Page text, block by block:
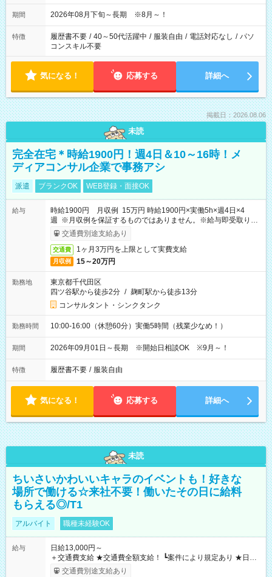
期間 2026年08月下旬～長期 ※8月～！
特徴 履歴書不要 / 40～50代活躍中 / 服装自由 / 電話対応なし / パソ
コンスキル不要
気になる！ 応募する 詳細へ
掲載日：2026.08.06
未読
完全在宅＊時給1900円！週4日＆10～16時！メ
ディアコンサル企業で事務アシ
派遣 ブランクOK WEB登録・面接OK
給与
時給1900円 月収例 15万円 時給1900円×実働5h×週4日×4
週 ※月収例を保証するものではありません。※給与即受取りサ
ービス利用可（利用条件有）
交通費別途支給あり
交通費 1ヶ月3万円を上限として実費支給
月収例 15～20万円
勤務地
東京都千代田区
四ツ谷駅から徒歩2分 / 麹町駅から徒歩13分
コンサルタント・シンクタンク
勤務時間 10:00-16:00（休憩60分）実働5時間（残業少なめ！）
期間 2026年09月01日～長期 ※開始日相談OK ※9月～！
特徴 履歴書不要 / 服装自由
気になる！ 応募する 詳細へ
未読
ちいさいかわいいキャラのイベントも！好きな
場所で働ける☆来社不要！働いたその日に給料
もらえる◎/T1
アルバイト 職種未経験OK
給与
日給13,000円～
＋交通費支給 ★交通費全額支給！ ┗案件により規定あり ★日払
いOK！（規定あり） ┗働いたその日に現金GET♪ お仕事後はコ
交通費別途支給あり